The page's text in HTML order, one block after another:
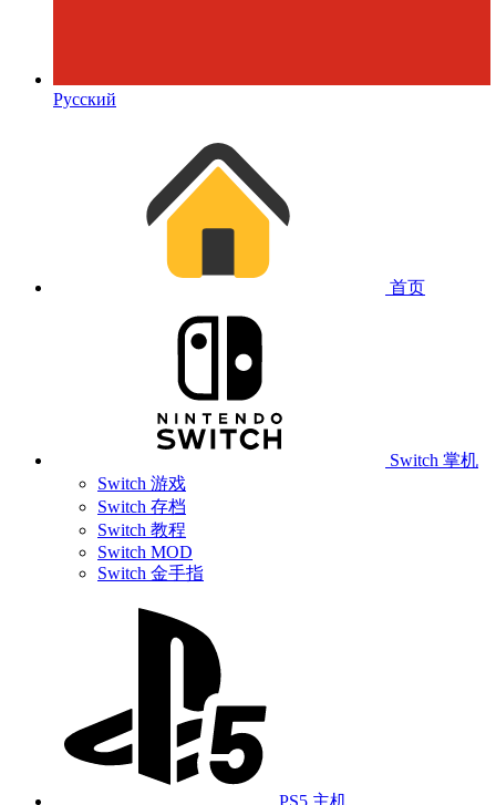
Русский
首页
Switch 掌机
Switch 游戏
Switch 存档
Switch 教程
Switch MOD
Switch 金手指